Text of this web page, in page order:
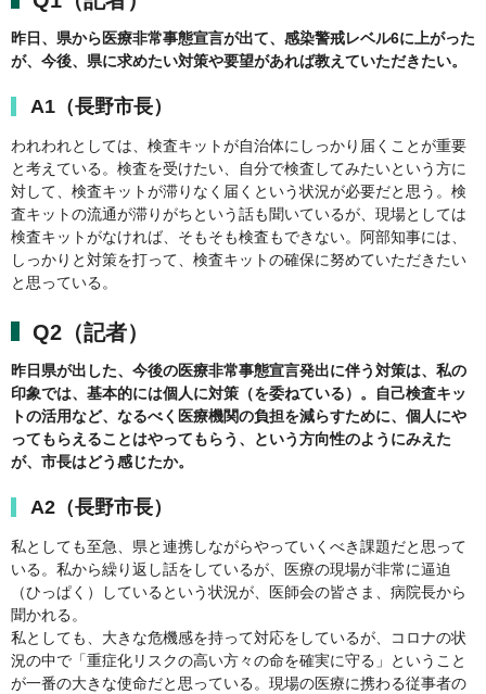
昨日、県から医療非常事態宣言が出て、感染警戒レベル6に上がった
が、今後、県に求めたい対策や要望があれば教えていただきたい。
A1（長野市長）
われわれとしては、検査キットが自治体にしっかり届くことが重要
と考えている。検査を受けたい、自分で検査してみたいという方に
対して、検査キットが滞りなく届くという状況が必要だと思う。検
査キットの流通が滞りがちという話も聞いているが、現場としては
検査キットがなければ、そもそも検査もできない。阿部知事には、
しっかりと対策を打って、検査キットの確保に努めていただきたい
と思っている。
Q2（記者）
昨日県が出した、今後の医療非常事態宣言発出に伴う対策は、私の
印象では、基本的には個人に対策（を委ねている）。自己検査キッ
トの活用など、なるべく医療機関の負担を減らすために、個人にや
ってもらえることはやってもらう、という方向性のようにみえた
が、市長はどう感じたか。
A2（長野市長）
私としても至急、県と連携しながらやっていくべき課題だと思って
いる。私から繰り返し話をしているが、医療の現場が非常に逼迫
（ひっぱく）しているという状況が、医師会の皆さま、病院長から
聞かれる。
私としても、大きな危機感を持って対応をしているが、コロナの状
況の中で「重症化リスクの高い方々の命を確実に守る」ということ
が一番の大きな使命だと思っている。現場の医療に携わる従事者の